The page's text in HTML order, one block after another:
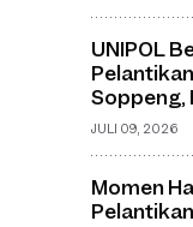
UNIPOL
Soppeng,
Jabatan
JULI 09, 2026
Momen